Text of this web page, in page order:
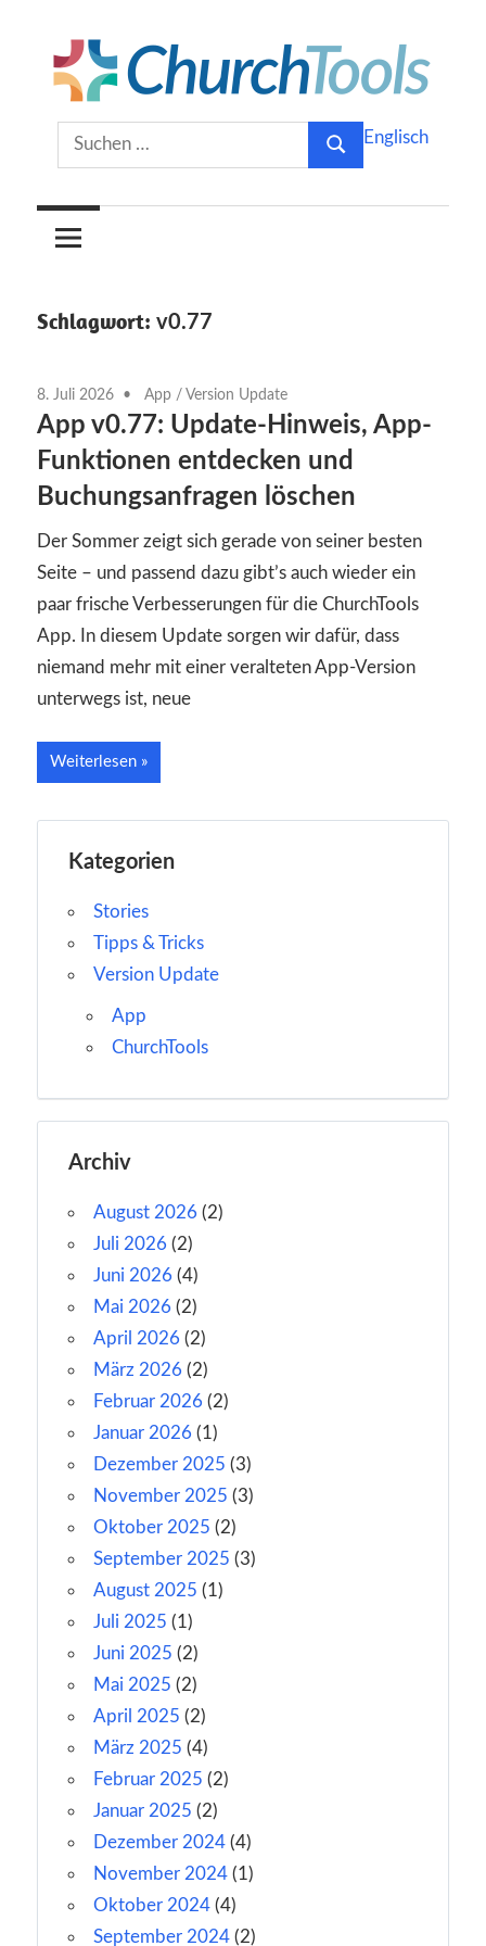
Inhalt
springen
ChurchTools
Blog
(Deutsch)
KircheSuchen
nach:
Suchen
Englisch
Schlagwort: v0.77
8. Juli 2026 App / Version Update
App v0.77: Update-Hinweis, App-
Funktionen entdecken und
Buchungsanfragen löschen
Der Sommer zeigt sich gerade von seiner besten
Seite – und passend dazu gibt’s auch wieder ein
paar frische Verbesserungen für die ChurchTools
App. In diesem Update sorgen wir dafür, dass
niemand mehr mit einer veralteten App-Version
unterwegs ist, neue
Weiterlesen
Kategorien
Stories
Tipps & Tricks
Version Update
App
ChurchTools
Archiv
August 2026 (2)
Juli 2026 (2)
Juni 2026 (4)
Mai 2026 (2)
April 2026 (2)
März 2026 (2)
Februar 2026 (2)
Januar 2026 (1)
Dezember 2025 (3)
November 2025 (3)
Oktober 2025 (2)
September 2025 (3)
August 2025 (1)
Juli 2025 (1)
Juni 2025 (2)
Mai 2025 (2)
April 2025 (2)
März 2025 (4)
Februar 2025 (2)
Januar 2025 (2)
Dezember 2024 (4)
November 2024 (1)
Oktober 2024 (4)
September 2024 (2)